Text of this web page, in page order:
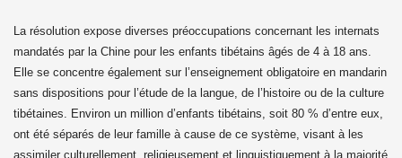
La résolution expose diverses préoccupations concernant les internats
mandatés par la Chine pour les enfants tibétains âgés de 4 à 18 ans.
Elle se concentre également sur l’enseignement obligatoire en mandarin
sans dispositions pour l’étude de la langue, de l’histoire ou de la culture
tibétaines. Environ un million d’enfants tibétains, soit 80 % d’entre eux,
ont été séparés de leur famille à cause de ce système, visant à les
assimiler culturellement, religieusement et linguistiquement à la majorité